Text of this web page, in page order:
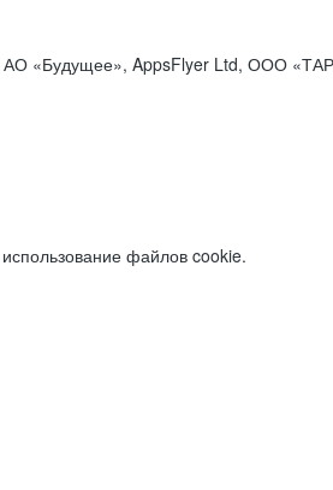
«Будущее», AppsFlyer Ltd, ООО
файлов cookie.